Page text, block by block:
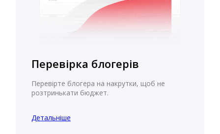
Перевірка блогерів
Перевірте блогера на накрутки, щоб не
розтринькати бюджет.
Детальніше